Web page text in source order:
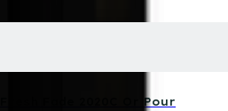
Fade 2020C Or Pour